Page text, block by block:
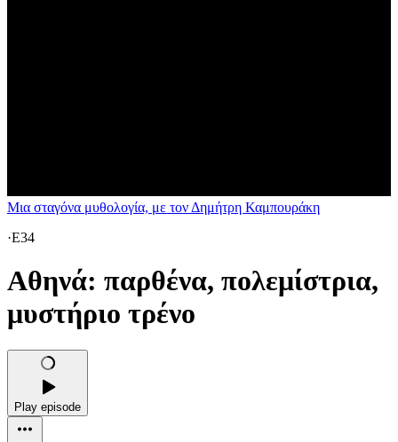
Μια σταγόνα μυθολογία, με τον Δημήτρη Καμπουράκη
·E34
Αθηνά: παρθένα, πολεμίστρια,
μυστήριο τρένο
Play episode